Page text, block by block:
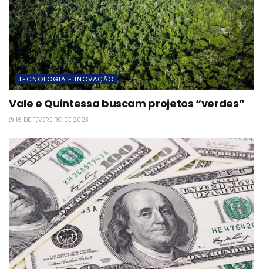
TECNOLOGIA E INOVAÇÃO
Vale e Quintessa buscam projetos “verdes”
16 DE FEVEREIRO DE 2023